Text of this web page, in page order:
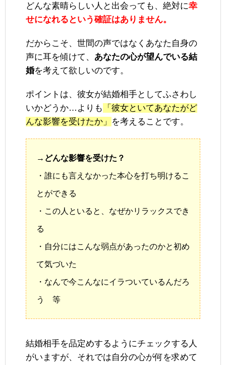
どんな素晴らしい人と出会っても、絶対に幸
せになれるという確証はありません。
だからこそ、世間の声ではなくあなた自身の
声に耳を傾けて、 あなたの心が望んでいる結
婚を考えて欲しいのです。
ポイントは、彼女が結婚相手としてふさわし
いかどうか…よりも
「彼女といてあなたがど
んな影響を受けたか」
を考えることです。
→どんな影響を受けた？
・誰にも言えなかった本心を打ち明けるこ
とができる
・この人といると、なぜかリラックスでき
る
・自分にはこんな弱点があったのかと初め
て気づいた
・なんで今こんなにイラついているんだろ
う 等
結婚相手を品定めするようにチェックする人
がいますが、それでは自分の心が何を求めて